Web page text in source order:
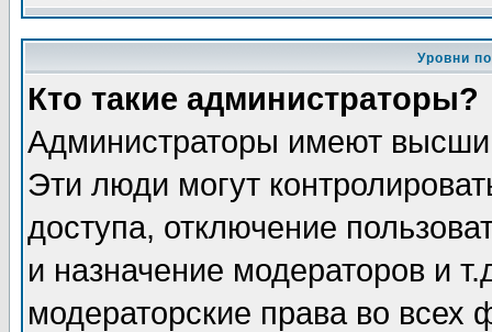
Уровни
Кто такие администраторы?
Администраторы имеют
Эти люди могут
доступа, отключение
и назначение модераторов и
модераторские права во всех